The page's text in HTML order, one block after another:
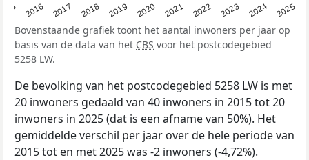
2016 2017 2018 2019 2020 2021 2022 2023 2024 2025
Bovenstaande grafiek toont het aantal inwoners per jaar op
basis van de data van het CBS voor het postcodegebied
5258 LW.
De bevolking van het postcodegebied 5258 LW is met
20 inwoners gedaald van 40 inwoners in 2015 tot 20
inwoners in 2025 (dat is een afname van 50%). Het
gemiddelde verschil per jaar over de hele periode van
2015 tot en met 2025 was -2 inwoners (-4,72%).